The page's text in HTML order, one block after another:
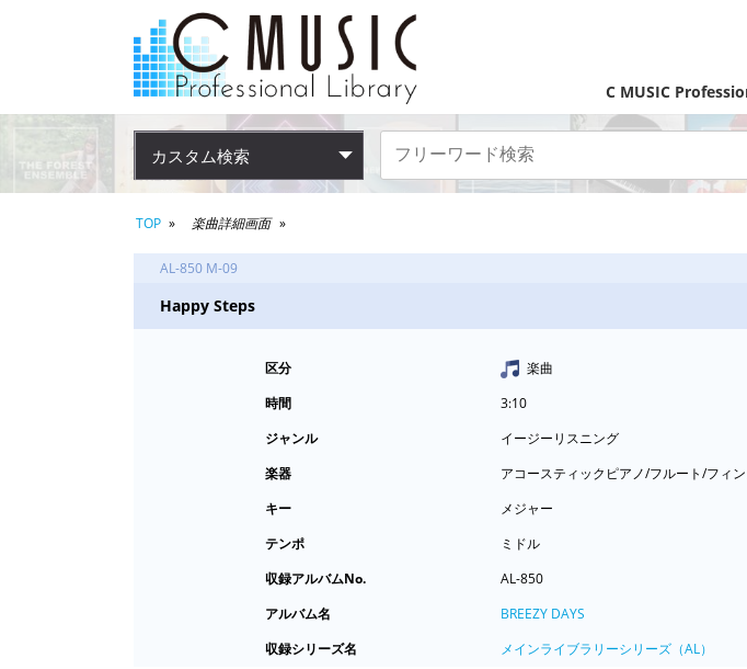
C MUSIC
カスタム検索
TOP 楽曲詳細画面
AL-850 M-09
Happy Steps
区分
楽曲
時間
3:10
ジャンル
イージーリスニング
楽器
アコースティックピアノ/フルート/フィ
キー
メジャー
テンポ
ミドル
収録アルバムNo.
AL-850
アルバム名
BREEZY DAYS
収録シリーズ名
メインライブラリーシリーズ（AL）